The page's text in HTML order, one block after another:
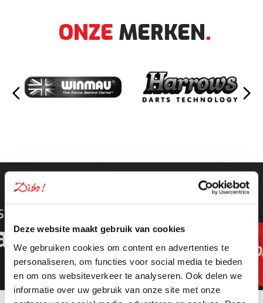
Deze website maakt gebruik van cookies
We gebruiken cookies om content en advertenties te
personaliseren, om functies voor social media te bieden
en om ons websiteverkeer te analyseren. Ook delen we
informatie over uw gebruik van onze site met onze
ONZE MERKEN.